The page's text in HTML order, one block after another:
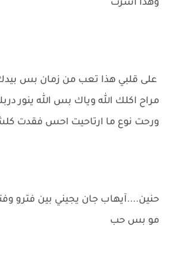
وهذا أشرت
على قلبي هذا تعب من زمان بس
مراح اكلك الله وياك بس الله ينور
ورحت نوع ما ارتاحيت احس فقدت
حنين....آيهاب جان يجيني بين فترو
مو بس حب